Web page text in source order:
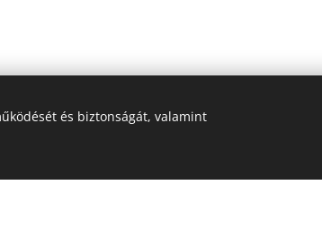
Község Önkormányzata megbízásából, a TOP-
és biztonságát, valamint